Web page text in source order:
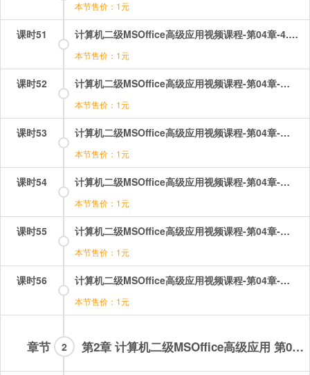
本节售价：1元
课时51 计算机二级MSOffice高级应用视频课程-第04章-4.2真题讲解.mp4
本节售价：1元
课时52 计算机二级MSOffice高级应用视频课程-第04章-操作：动画切换.mp4
本节售价：1元
课时53 计算机二级MSOffice高级应用视频课程-第04章-操作：插入各种对象.mp4
本节售价：1元
课时54 计算机二级MSOffice高级应用视频课程-第04章-操作：插入编号，相册等.mp4
本节售价：1元
课时55 计算机二级MSOffice高级应用视频课程-第04章-操作：界面，幻灯片基本操作等.mp4
本节售价：1元
课时56 计算机二级MSOffice高级应用视频课程-第04章-操作：超链接和打包输出等.mp4
本节售价：1元
章节 第2章 计算机二级MSOffice高级应用 第01章
2